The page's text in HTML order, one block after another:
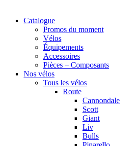
Catalogue
Promos du moment
Vélos
Équipements
Accessoires
Pièces – Composants
Nos vélos
Tous les vélos
Route
Cannondale
Scott
Giant
Liv
Bulls